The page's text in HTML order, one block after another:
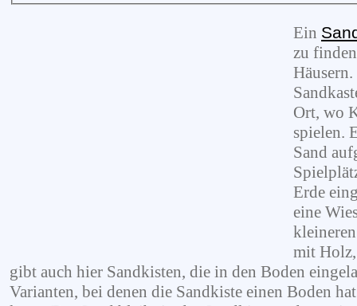
Ein
zu
Ort, wo
spielen.
Sand
Erde
eine
mit Holz,
gibt auch hier Sandkisten, die in den Boden
Varianten, bei denen die Sandkiste einen Boden